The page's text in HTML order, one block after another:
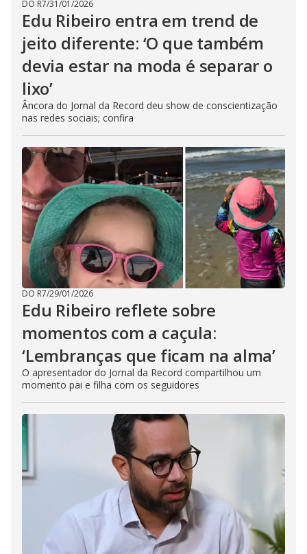
DO R7/31/01/2026
Edu Ribeiro entra em trend de
jeito diferente: ‘O que também
devia estar na moda é separar o
lixo’
Âncora do Jornal da Record deu show de conscientização
nas redes sociais; confira
DO R7/29/01/2026
Edu Ribeiro reflete sobre
momentos com a caçula:
‘Lembranças que ficam na alma’
O apresentador do Jornal da Record compartilhou um
momento pai e filha com os seguidores